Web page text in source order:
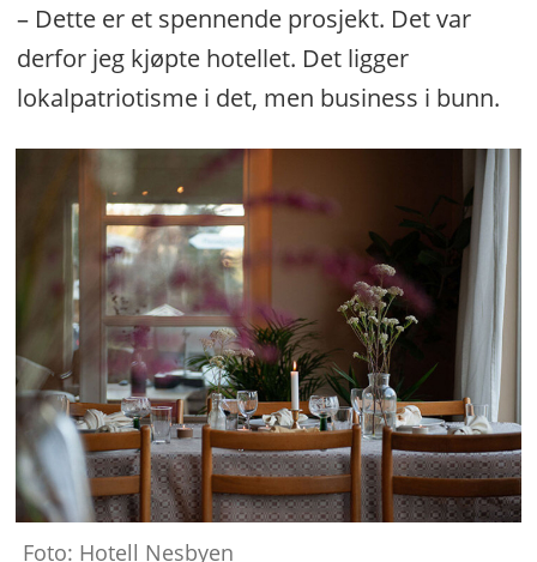
– Dette er et spennende prosjekt. Det var
derfor jeg kjøpte hotellet. Det ligger
lokalpatriotisme i det, men business i bunn.
Foto: Hotell Nesbyen